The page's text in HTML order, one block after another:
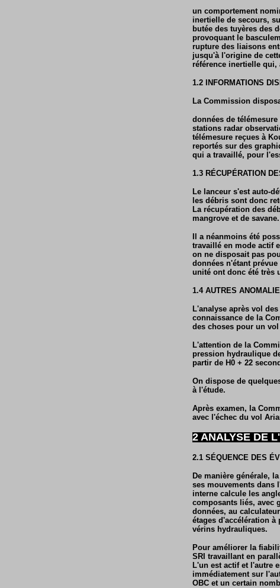
un comportement
inertielle de secours,
butée des tuyères des
provoquant le
rupture des liaisons
jusqu'à l'origine de
référence inertielle qui,
1.2 INFORMATIONS
La Commission
données de
stations radar
télémesure reçues à
reportés sur des
qui a travaillé, pour
1.3 RÉCUPÉRATION
Le lanceur s'est auto-
les débris sont donc
La récupération des
mangrove et de savane.
Il a néanmoins été
travaillé en mode actif
on ne disposait pas
données n'étant
unité ont donc été très
1.4 AUTRES
L'analyse après vol
connaissance de la
des choses pour un
L'attention de la
pression hydraulique
partir de H0 + 22
On dispose de
à l'étude.
Après examen, la
avec l'échec du vol
2 ANALYSE DE
2.1 SÉQUENCE DES
De manière générale,
ses mouvements dans
interne calcule les
composants liés, avec
données, au
étages d'accélération
vérins hydrauliques.
Pour améliorer la
SRI travaillant en
L'un est actif et l'autre
immédiatement sur
OBC et un certain